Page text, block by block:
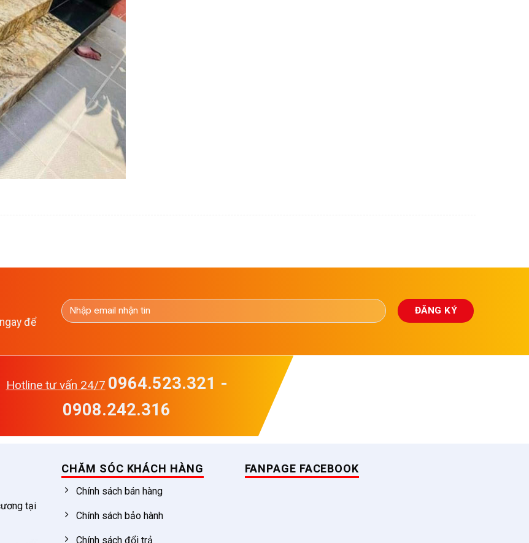
để
Hotline tư vấn 24/7 0964.523.321 -
0908.242.316
tại
CHĂM SÓC KHÁCH HÀNG
Chính sách bán hàng
Chính sách bảo hành
Chính sách đổi trả
FANPAGE FACEBOOK